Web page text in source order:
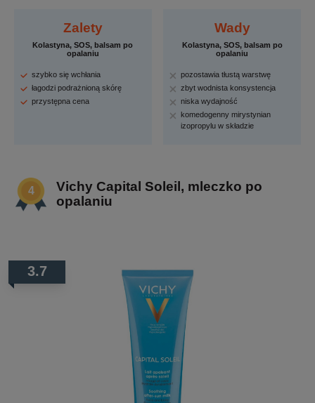
Zalety
Kolastyna, SOS, balsam po
opalaniu
szybko się wchłania
łagodzi podrażnioną skórę
przystępna cena
Wady
Kolastyna, SOS, balsam po
opalaniu
pozostawia tłustą warstwę
zbyt wodnista konsystencja
niska wydajność
komedogenny mirystynian
izopropylu w składzie
Vichy Capital Soleil, mleczko po
opalaniu
3.7